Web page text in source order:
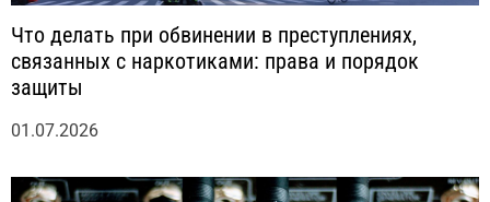
Что делать при обвинении в преступлениях,
связанных с наркотиками: права и порядок
защиты
01.07.2026